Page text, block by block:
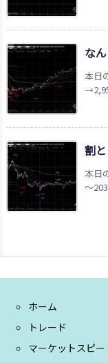
な
本日
割
本日
～
ホーム
トレード
マーケットスピー